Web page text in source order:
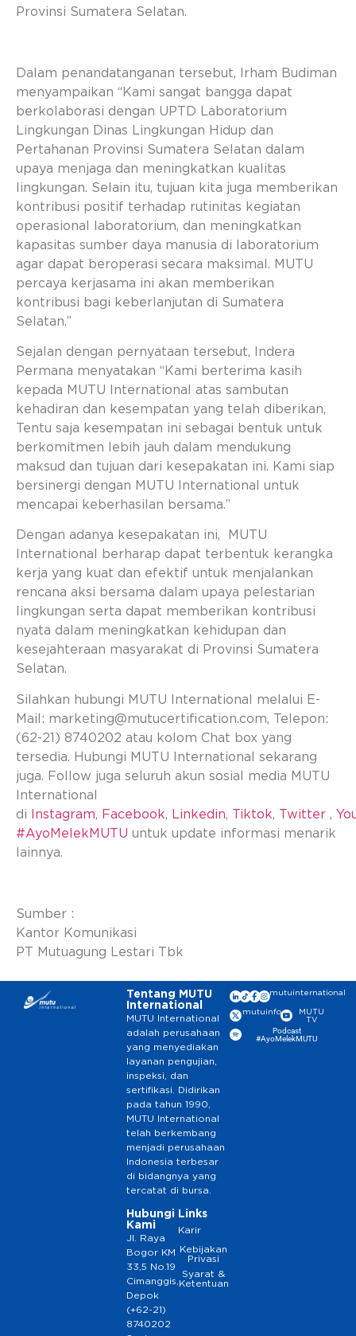
Provinsi Sumatera Selatan.
Dalam penandatanganan tersebut, Irham Budiman
menyampaikan “Kami sangat bangga dapat
berkolaborasi dengan UPTD Laboratorium
Lingkungan Dinas Lingkungan Hidup dan
Pertahanan Provinsi Sumatera Selatan dalam
upaya menjaga dan meningkatkan kualitas
lingkungan. Selain itu, tujuan kita juga memberikan
kontribusi positif terhadap rutinitas kegiatan
operasional laboratorium, dan meningkatkan
kapasitas sumber daya manusia di laboratorium
agar dapat beroperasi secara maksimal. MUTU
percaya kerjasama ini akan memberikan
kontribusi bagi keberlanjutan di Sumatera
Selatan.”
Sejalan dengan pernyataan tersebut, Indera
Permana menyatakan “Kami berterima kasih
kepada MUTU International atas sambutan
kehadiran dan kesempatan yang telah diberikan,
Tentu saja kesempatan ini sebagai bentuk untuk
berkomitmen lebih jauh dalam mendukung
maksud dan tujuan dari kesepakatan ini. Kami siap
bersinergi dengan MUTU International untuk
mencapai keberhasilan bersama.”
Dengan adanya kesepakatan ini, MUTU
International berharap dapat terbentuk kerangka
kerja yang kuat dan efektif untuk menjalankan
rencana aksi bersama dalam upaya pelestarian
lingkungan serta dapat memberikan kontribusi
nyata dalam meningkatkan kehidupan dan
kesejahteraan masyarakat di Provinsi Sumatera
Selatan.
Silahkan hubungi MUTU International melalui E-
Mail: marketing@mutucertification.com, Telepon:
(62-21) 8740202 atau kolom Chat box yang
tersedia. Hubungi MUTU International sekarang
juga. Follow juga seluruh akun sosial media MUTU
International
di
Instagram, Facebook, Linkedin, Tiktok, Twitter ,
#AyoMelekMUTU untuk update informasi menarik
lainnya.
Sumber :
Kantor Komunikasi
PT Mutuagung Lestari Tbk
Tentang MUTU
International
MUTU International
adalah perusahaan
yang menyediakan
layanan pengujian,
inspeksi, dan
sertifikasi. Didirikan
pada tahun 1990,
MUTU International
telah berkembang
menjadi perusahaan
Indonesia terbesar
di bidangnya yang
tercatat di bursa.
Hubungi
Kami
Jl. Raya
Bogor KM
33,5 No.19
Cimanggis,
Depok
(+62-21)
8740202
Links
Karir
Kebijakan
Privasi
Syarat &
Ketentuan
mutuinternational
mutuinfo
MUTU
TV
Podcast
#AyoMelekMUTU